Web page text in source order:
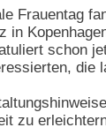
Frauentag
in
schon
die
zu